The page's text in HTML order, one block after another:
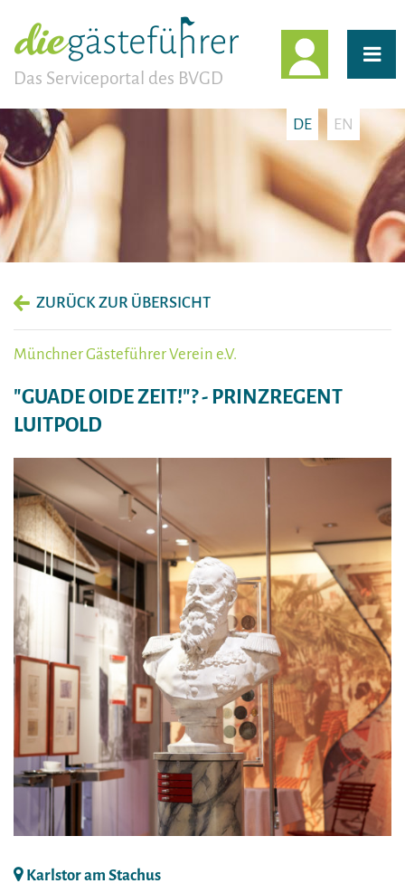
Das Serviceportal des BVGD
DE EN
ZURÜCK ZUR ÜBERSICHT
Münchner Gästeführer Verein e.V.
"GUADE OIDE ZEIT!"? - PRINZREGENT
LUITPOLD
Karlstor am Stachus